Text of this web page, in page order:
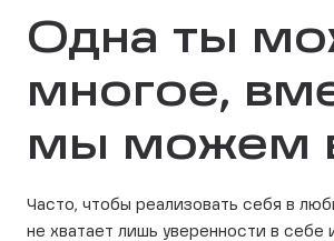
Одна ты
многое,
мы можем
Часто, чтобы реализовать себя в
не хватает лишь уверенности в себе